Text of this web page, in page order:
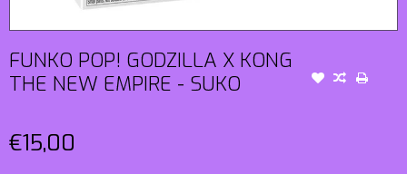
FUNKO POP! GODZILLA X KONG
THE NEW EMPIRE - SUKO
€15,00